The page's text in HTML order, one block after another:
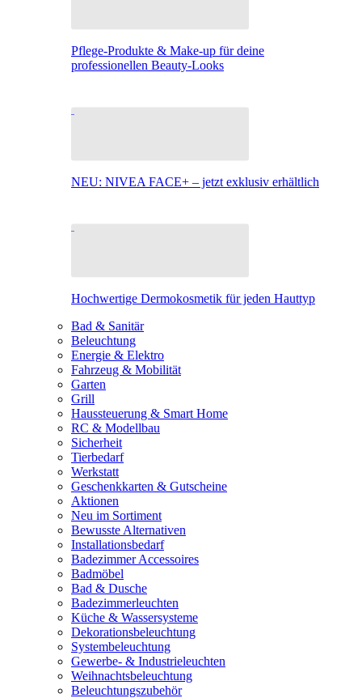
Pflege-Produkte & Make-up für deine
professionellen Beauty-Looks
NEU: NIVEA FACE+ – jetzt exklusiv erhältlich
Hochwertige Dermokosmetik für jeden Hauttyp
Bad & Sanitär
Beleuchtung
Energie & Elektro
Fahrzeug & Mobilität
Garten
Grill
Haussteuerung & Smart Home
RC & Modellbau
Sicherheit
Tierbedarf
Werkstatt
Geschenkkarten & Gutscheine
Aktionen
Neu im Sortiment
Bewusste Alternativen
Installationsbedarf
Badezimmer Accessoires
Badmöbel
Bad & Dusche
Badezimmerleuchten
Küche & Wassersysteme
Dekorationsbeleuchtung
Systembeleuchtung
Gewerbe- & Industrieleuchten
Weihnachtsbeleuchtung
Beleuchtungszubehör